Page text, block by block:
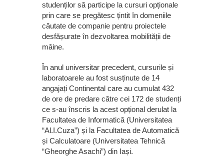
studenților să participe la cursuri opționale
prin care se pregătesc țintit în domeniile
căutate de companie pentru proiectele
desfășurate în dezvoltarea mobilității de
mâine.
În anul universitar precedent, cursurile și
laboratoarele au fost susținute de 14
angajați Continental care au cumulat 432
de ore de predare către cei 172 de studenți
ce s-au înscris la acest opțional derulat la
Facultatea de Informatică (Universitatea
“Al.I.Cuza”) și la Facultatea de Automatică
și Calculatoare (Universitatea Tehnică
“Gheorghe Asachi”) din Iași.